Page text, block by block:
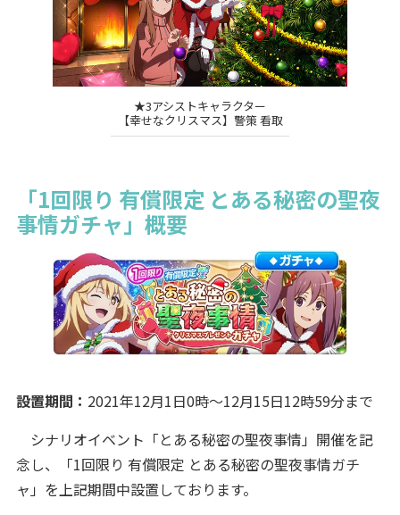
★3アシストキャラクター
【幸せなクリスマス】警策 看取
「1回限り 有償限定 とある秘密の聖夜
事情ガチャ」概要
設置期間： 2021年12月1日0時～12月15日12時59分まで
シナリオイベント「とある秘密の聖夜事情」開催を記
念し、「1回限り 有償限定 とある秘密の聖夜事情ガチ
ャ」を上記期間中設置しております。